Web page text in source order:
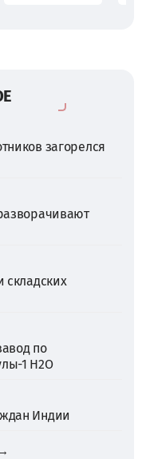
загорелся
складских
по
1 H2O
Индии